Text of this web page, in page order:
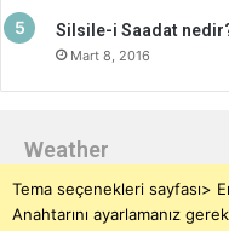
Silsile-i Saadat
Mart 8, 2016
Weather
Tema seçenekleri sayfası>
Anahtarını ayarlamanız